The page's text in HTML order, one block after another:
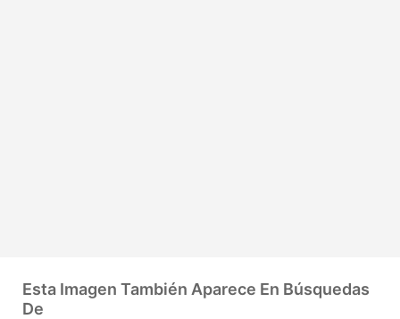
Esta Imagen También Aparece En Búsquedas
De